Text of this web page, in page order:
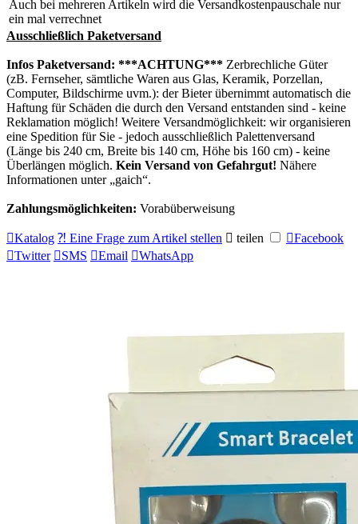
Auch bei mehreren Artikeln wird die Versandkostenpauschale nur
ein mal verrechnet
Ausschließlich Paketversand
Infos Paketversand: ***ACHTUNG*** Zerbrechliche Güter
(zB. Fernseher, sämtliche Waren aus Glas, Keramik, Porzellan,
Computer, Bildschirme uvm.): der Bieter übernimmt automatisch die
Haftung für Schäden die durch den Versand entstanden sind - keine
Reklamation möglich! Weitere Versandmöglichkeit: wir organisieren
eine Spedition für Sie - jedoch ausschließlich Palettenversand
(Länge bis 240 cm, Breite bis 140 cm, Höhe bis 160 cm) - keine
Überlängen möglich. Kein Versand von Gefahrgut! Nähere
Informationen unter
gaich .
Zahlungsmöglichkeiten: Vorabüberweisung
Katalog ⁈ Eine Frage zum Artikel stellen  teilen Facebook
Twitter SMS Email WhatsApp